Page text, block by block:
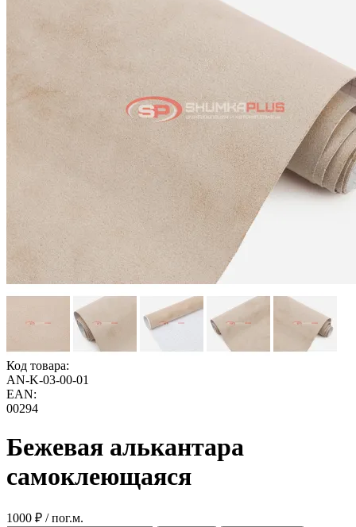
Код товара:
AN-K-03-00-01
EAN:
00294
Бежевая алькантара
самоклеющаяся
1000 ₽ / пог.м.